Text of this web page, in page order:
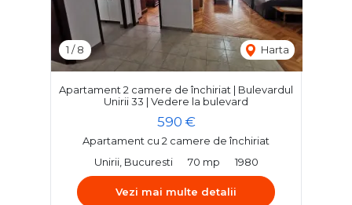
1 /8 Harta
Apartament 2 camere de închiriat | Bulevardul
Unirii 33 | Vedere la bulevard
590 €
Apartament cu 2 camere de închiriat
Unirii, Bucuresti
70 mp 1980
Vezi mai multe detalii